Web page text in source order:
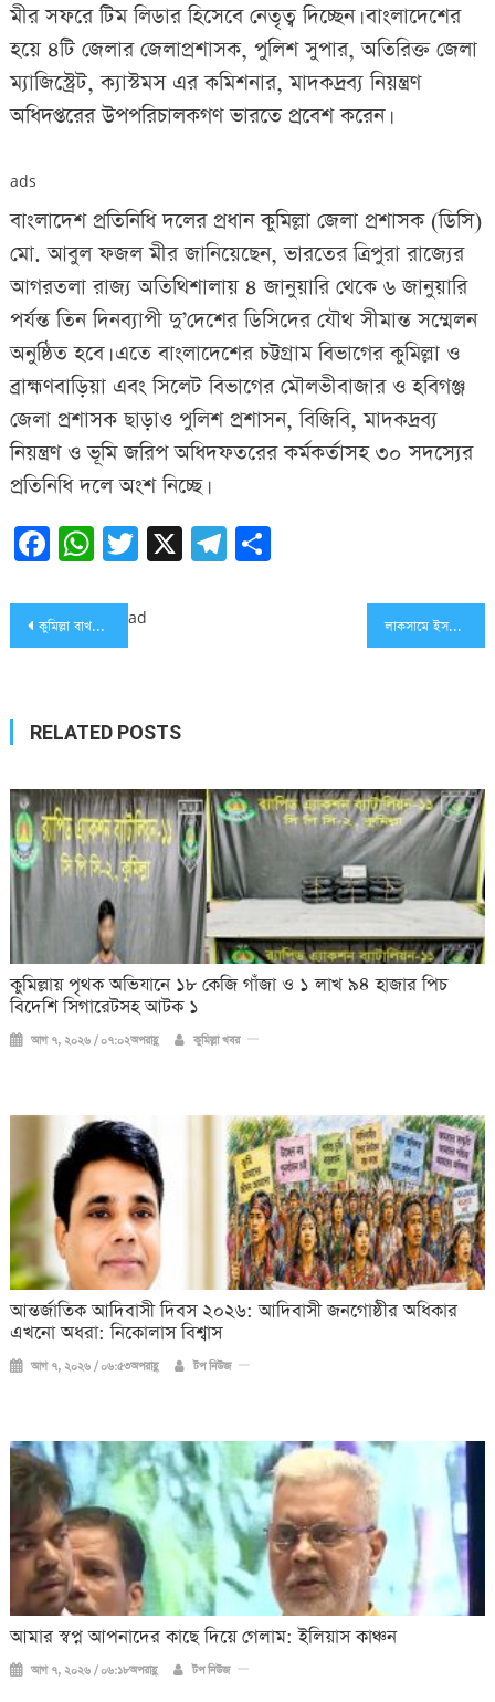
মীর সফরে টিম লিডার হিসেবে নেতৃত্ব দিচ্ছেন। বাংলাদেশের
হয়ে ৪টি জেলার জেলাপ্রশাসক, পুলিশ সুপার, অতিরিক্ত জেলা
ম্যাজিস্ট্রেট, ক্যাস্টমস এর কমিশনার, মাদকদ্রব্য নিয়ন্ত্রণ
অধিদপ্তরের উপপরিচালকগণ ভারতে প্রবেশ করেন।
ads
বাংলাদেশ প্রতিনিধি দলের প্রধান কুমিল্লা জেলা প্রশাসক (ডিসি)
মো. আবুল ফজল মীর জানিয়েছেন, ভারতের ত্রিপুরা রাজ্যের
আগরতলা রাজ্য অতিথিশালায় ৪ জানুয়ারি থেকে ৬ জানুয়ারি
পর্যন্ত তিন দিনব্যাপী দু’দেশের ডিসিদের যৌথ সীমান্ত সম্মেলন
অনুষ্ঠিত হবে। এতে বাংলাদেশের চট্টগ্রাম বিভাগের কুমিল্লা ও
ব্রাহ্মণবাড়িয়া এবং সিলেট বিভাগের মৌলভীবাজার ও হবিগঞ্জ
জেলা প্রশাসক ছাড়াও পুলিশ প্রশাসন, বিজিবি, মাদকদ্রব্য
নিয়ন্ত্রণ ও ভূমি জরিপ অধিদফতরের কর্মকর্তাসহ ৩০ সদস্যের
প্রতিনিধি দলে অংশ নিচ্ছে।
Facebook
WhatsApp
Twitter
X Telegram
Share
Post
কুমিল্লা বাখরাবাদ সিবিএ নির্বাচনে শাহ আলম-শাহজাহান প্যানেল, আখতার-লিটন প্যানেলে যোগদান লাকসামে ইসলামী ব্যাংকের ডিজিটাল প্রোডাক্টস এন্ড সার্ভিসেস ক্যাম্পেইন
ad
RELATED POSTS
কুমিল্লায় পৃথক অভিযানে ১৮ কেজি গাঁজা ও ১ লাখ ৯৪ হাজার পিচ
বিদেশি সিগারেটসহ আটক ১
আগ ৭, ২০২৬ / ০৭:০২অপরাহ্ণ কুমিল্লা খবর
আন্তর্জাতিক আদিবাসী দিবস ২০২৬: আদিবাসী জনগোষ্ঠীর অধিকার
এখনো অধরা: নিকোলাস বিশ্বাস
আগ ৭, ২০২৬ / ০৬:৫৩অপরাহ্ণ টপ নিউজ
আমার স্বপ্ন আপনাদের কাছে দিয়ে গেলাম: ইলিয়াস কাঞ্চন
আগ ৭, ২০২৬ / ০৬:১৮অপরাহ্ণ টপ নিউজ